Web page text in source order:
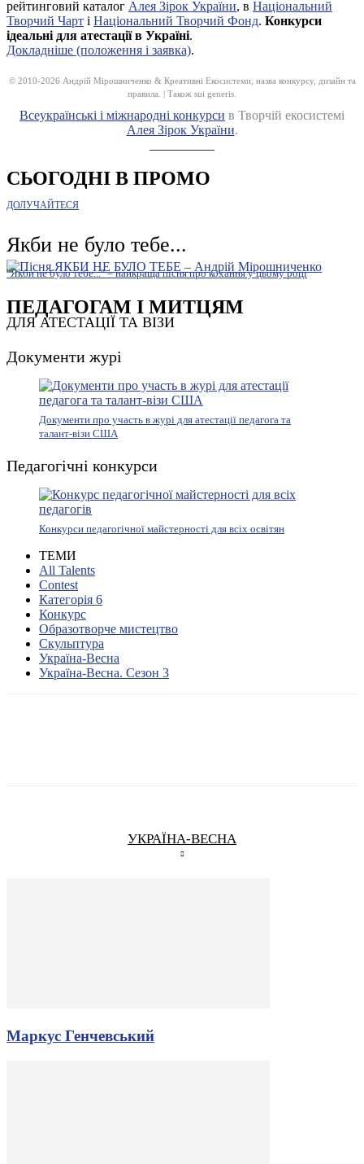
рейтинговий каталог Алея Зірок України, в Національний
Творчий Чарт і Національний Творчий Фонд. Конкурси
ідеальні для атестації в Україні.
Докладніше (положення і заявка).
© 2010-2026 Андрій Мірошниченко & Креативні Екосистеми, назва конкурсу, дизайн та
правила. | Також sui generis.
Всеукраїнські і міжнародні конкурси в Творчій екосистемі
Алея Зірок України.
СЬОГОДНІ В ПРОМО
ДОЛУЧАЙТЕСЯ
Якби не було тебе...
"Якби не було тебе..." – найкраща пісня про кохання у цьому році
ПЕДАГОГАМ І МИТЦЯМ
ДЛЯ АТЕСТАЦІЇ ТА ВІЗИ
Документи журі
Документи про участь в журі для атестації педагога та
талант-візи США
Педагогічні конкурси
Конкурси педагогічної майстерності для всіх освітян
ТЕМИ
All Talents
Contest
Категорія 6
Конкурс
Образотворче мистецтво
Скульптура
Україна-Весна
Україна-Весна. Сезон 3
УКРАЇНА-ВЕСНА
Маркус Генчевський